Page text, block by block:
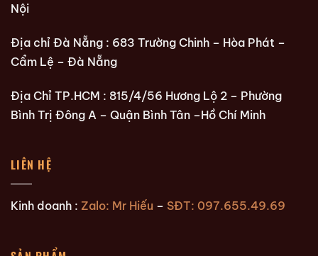
Nội
Địa chỉ Đà Nẵng : 683 Trường Chinh – Hòa Phát –
Cẩm Lệ – Đà Nẵng
Địa Chỉ TP.HCM : 815/4/56 Hương Lộ 2 – Phường
Bình Trị Đông A – Quận Bình Tân –Hồ Chí Minh
LIÊN HỆ
Kinh doanh : Zalo: Mr Hiếu – SĐT: 097.655.49.69